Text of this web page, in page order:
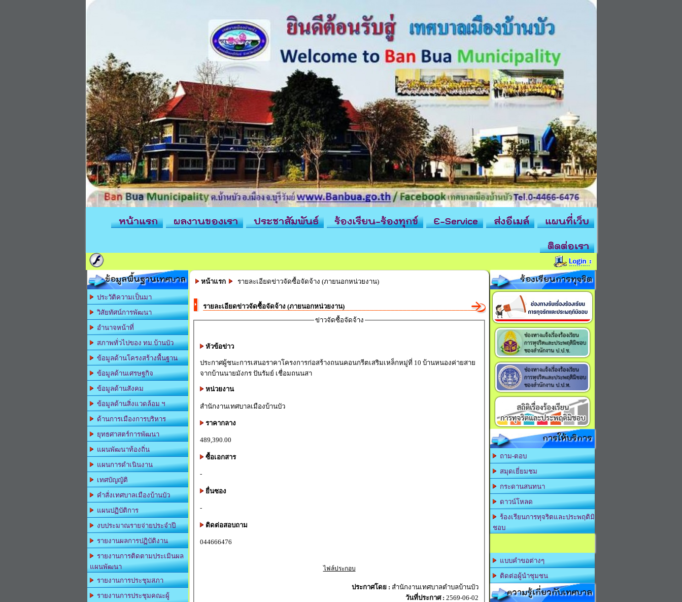
หน้าแรก ผลงานของเรา ประชาสัมพันธ์ ร้องเรียน-ร้องทุกข์ E-Service ส่งอีเมล์
แผนที่เว็บ
ติดต่อเรา
ข้อมูลพื้นฐานเทศบาล
ประวัติความเป็นมา
วิสัยทัศน์การพัฒนา
อำนาจหน้าที่
สภาพทั่วไปของ ทม.บ้านบัว
ข้อมูลด้านโครงสร้างพื้นฐาน
ข้อมูลด้านเศรษฐกิจ
ข้อมูลด้านสังคม
ข้อมูลด้านสิ่งแวดล้อม ฯ
ด้านการเมืองการบริหาร
ยุทธศาสตร์การพัฒนา
แผนพัฒนาท้องถิ่น
แผนการดำเนินงาน
เทศบัญญัติ
คำสั่งเทศบาลเมืองบ้านบัว
แผนปฏิบัติการ
งบประมาณรายจ่ายประจำปี
รายงานผลการปฏิบัติงาน
รายงานการติดตามประเมินผล
แผนพัฒนา
รายงานการประชุมสภา
รายงานการประชุมคณะผู้
หน้าแรก รายละเอียดข่าวจัดซื้อจัดจ้าง (ภายนอกหน่วยงาน)
รายละเอียดข่าวจัดซื้อจัดจ้าง (ภายนอกหน่วยงาน)
ข่าวจัดซื้อจัดจ้าง
หัวข้อข่าว
ประกาศผู้ชนะการเสนอราคาโครงการก่อสร้างถนนคอนกรีตเสริมเหล็กหมู่ที่ 10 บ้านหนองค่ายสาย
จากบ้านนายมังกร ปันรัมย์ เชื่อมถนนสา
หน่วยงาน
สำนักงานเทศบาลเมืองบ้านบัว
ราคากลาง
489,390.00
ซื้อเอกสาร
-
ยื่นซอง
-
ติดต่อสอบถาม
044666476
ไฟล์ประกอบ
ประกาศโดย : สำนักงานเทศบาลตำบลบ้านบัว
วันที่ประกาศ : 2569-06-02
ร้องเรียนการทุจริต
การให้บริการ
ถาม-ตอบ
สมุดเยี่ยมชม
กระดานสนทนา
ดาวน์โหลด
ร้องเรียนการทุจริตและประพฤติมิ
ชอบ
แบบคำขอต่างๆ
ติดต่อผู้นำชุมชน
ความรู้เกี่ยวกับเทศบาล